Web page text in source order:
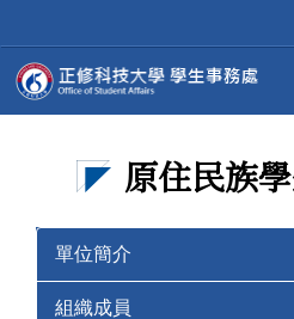
到
主
要
原住民族
單位簡介
組織成員